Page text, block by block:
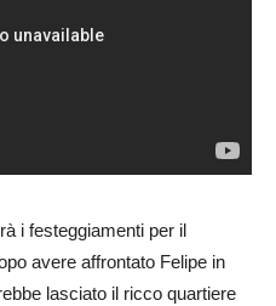
i festeggiamenti per il
avere affrontato Felipe in
lasciato il ricco quartiere